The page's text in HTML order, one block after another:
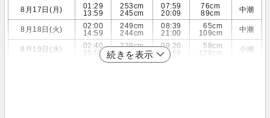
8月17日(月)
01:29
13:59
253cm
245cm
07:59
20:09
76cm
89cm
中潮
8月18日(火)
02:00
14:59
249cm
244cm
08:39
21:00
65cm
109cm
中潮
8月19日(水)
02:40
15:59
239cm
241cm
09:20
21:59
58cm
128cm
小潮
続きを表示